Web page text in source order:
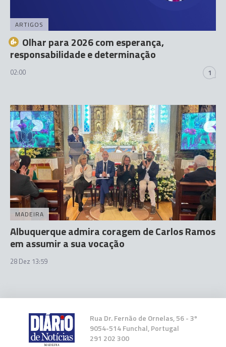
ARTIGOS
Olhar para 2026 com esperança,
responsabilidade e determinação
02:00 1
MADEIRA
Albuquerque admira coragem de Carlos Ramos
em assumir a sua vocação
28 Dez 13:59
Rua Dr. Fernão de Ornelas, 56 - 3º
9054-514 Funchal, Portugal
291 202 300